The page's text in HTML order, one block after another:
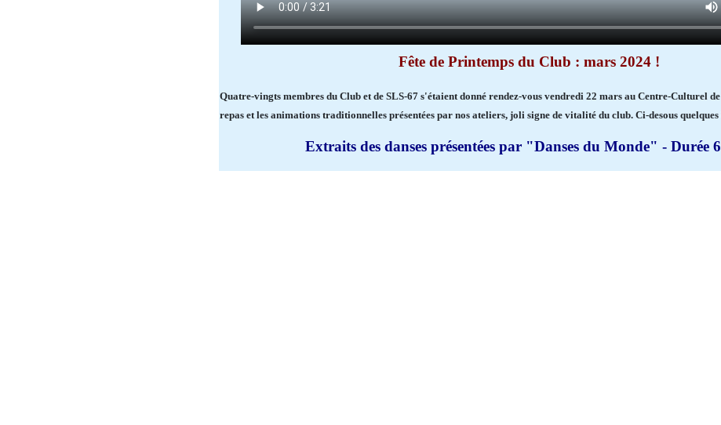
Fête de Printemps du Club : mars 2024 !
Quatre-vingts membres du Club et de SLS-67 s'étaient donné rendez-vous vendredi 22 mars au Centre-Culturel
repas et les animations traditionnelles présentées par nos ateliers, joli signe de vitalité du club. Ci-desous quelques
Extraits des danses présentées par "Danses du Monde" - Durée